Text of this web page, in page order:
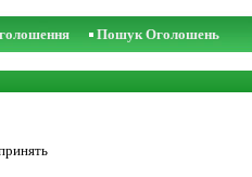
Пошук Оголошень